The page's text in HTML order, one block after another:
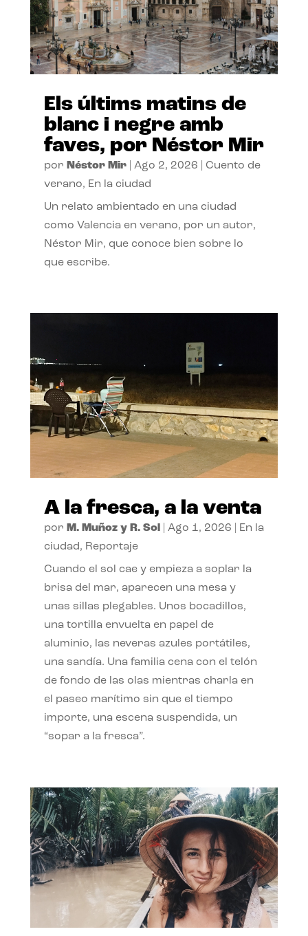
Els últims matins de
blanc i negre amb
faves, por Néstor Mir
por Néstor Mir| Ago 2, 2026
Cuento de
verano, En la ciudad
Un relato ambientado en una ciudad
como Valencia en verano, por un autor,
Néstor Mir, que conoce bien sobre lo
que escribe.
A la fresca, a la venta
por M. Muñoz y R. Sol| Ago 1, 2026
En la
ciudad, Reportaje
Cuando el sol cae y empieza a soplar la
brisa del mar, aparecen una mesa y
unas sillas plegables. Unos bocadillos,
una tortilla envuelta en papel de
aluminio, las neveras azules portátiles,
una sandía. Una familia cena con el telón
de fondo de las olas mientras charla en
el paseo marítimo sin que el tiempo
importe, una escena suspendida, un
“sopar a la fresca”.